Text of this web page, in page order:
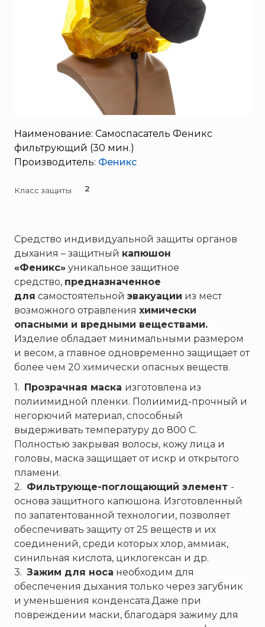
System Sensor
«Pohorje» Mirna
«Спотви»
«Шанс»
АО «КОРПОРАЦИЯ
АО «Тамбовмаш»
Бонус-Вита
Брандбулл
Бриз-Кама
Диапазон+
Ермак
ЕСО
ИВС-Сигналспецавтоматика
ИНЕЙ
Квазар
М-01.ру
Магазин 01
Магнито-Контакт
МИГ
Минипожарный
Неизвестный производитель
Пожнанотех
Полисервис
Прибор
Ратоборец
РИФ
Наименование: Самоспасатель Феникс
фильтрующий (30 мин.)
Производитель: Феникс
Класс защиты 2
Средство индивидуальной защиты органов
дыхания – защитный капюшон
«Феникс» уникальное защитное
средство, предназначенное
для самостоятельной эвакуации из мест
возможного отравления химически
опасными и вредными веществами.
Изделие обладает минимальными размером
и весом, а главное одновременно защищает от
более чем 20 химически опасных веществ.
1. Прозрачная маска изготовлена из
полиимидной пленки. Полиимид-прочный и
негорючий материал, способный
выдерживать температуру до 800 С.
Полностью закрывая волосы, кожу лица и
головы, маска защищает от искр и открытого
пламени.
2. Фильтрующе-поглощающий элемент -
основа защитного капюшона. Изготовленный
по запатентованной технологии, позволяет
обеспечивать защиту от 25 веществ и их
соединений, среди которых хлор, аммиак,
синильная кислота, циклогексан и др.
3. Зажим для носа необходим для
обеспечения дыхания только через загубник
и уменьшения конденсата.Даже при
повреждении маски, благодаря зажиму для